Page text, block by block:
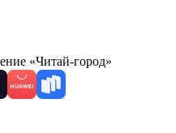
«Читай-город»